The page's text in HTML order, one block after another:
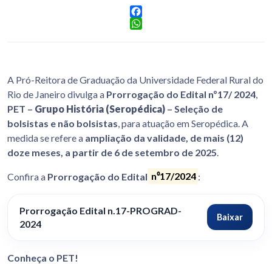
Facebook
A Pró-Reitora de Graduação da Universidade Federal Rural do
Rio de Janeiro divulga a Prorrogação do Edital nº17/ 2024
PET – Grupo História (Seropédica) – Seleção de
bolsistas e não bolsistas , para atuação em Seropédica. A
medida se refere a ampliação da validade, de mais (12)
doze meses, a partir de 6 de setembro de 2025
Confira a Prorrogação do Edital n⁰17/2024 :
Prorrogação Edital n.17-PROGRAD-
2024
Baixar
Conheça o PET!